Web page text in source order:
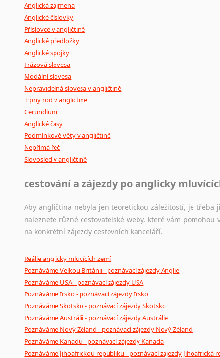
Anglická zájmena
Anglické číslovky
Příslovce v angličtině
Anglické předložky
Anglické spojky
Frázová slovesa
Modální slovesa
Nepravidelná slovesa v angličtině
Trpný rod v angličtině
Gerundium
Anglické časy
Podmínkové věty v angličtině
Nepřímá řeč
Slovosled v angličtině
cestování a zájezdy po anglicky
Aby angličtina nebyla jen teoretickou záležitostí, je
naleznete různé cestovatelské weby, které vám
na konkrétní zájezdy cestovních kanceláří.
Reálie anglicky mluvících zemí
Poznáváme Velkou Británii - poznávací zájezdy Anglie
Poznáváme USA - poznávací zájezdy USA
Poznáváme Irsko - poznávací zájezdy Irsko
Poznáváme Skotsko - poznávací zájezdy Skotsko
Poznáváme Austrálii - poznávací zájezdy Austrálie
Poznáváme Nový Zéland - poznávací zájezdy Nový Zéland
Poznáváme Kanadu - poznávací zájezdy Kanada
Poznáváme Jihoafrickou republiku - poznávací zájezdy Jihoafrická